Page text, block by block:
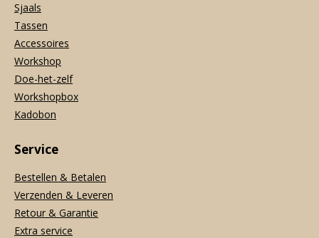
Sjaals
Tassen
Accessoires
Workshop
Doe-het-zelf
Workshopbox
Kadobon
Service
Bestellen & Betalen
Verzenden & Leveren
Retour & Garantie
Extra service